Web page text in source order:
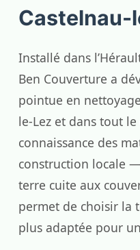
Castelnau-
Installé dans
Ben Couverture a
pointue en
le-Lez et dans tout
connaissance des
construction locale
terre cuite aux
permet de choisir la
plus adaptée pour